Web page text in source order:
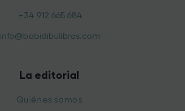
+34 912 665 684
info@babidibulibros.com
La editorial
Quiénes somos